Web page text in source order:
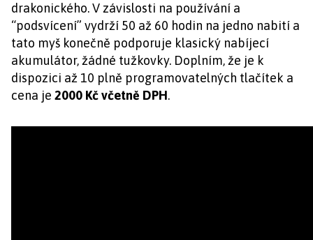
drakonického. V závislosti na používání a
“podsvícení” vydrží 50 až 60 hodin na jedno nabití a
tato myš konečně podporuje klasický nabíjecí
akumulátor, žádné tužkovky. Doplním, že je k
dispozici až 10 plně programovatelných tlačítek a
cena je 2000 Kč včetně DPH.